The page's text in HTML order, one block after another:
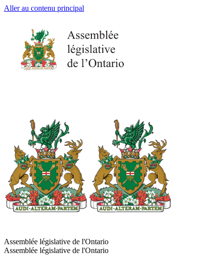
Aller au contenu principal
Assemblée législative de l'Ontario
Assemblée législative de l'Ontario